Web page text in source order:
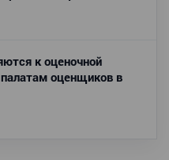
к оценочной
оценщиков в